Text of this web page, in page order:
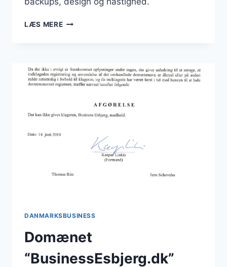
LÆS MERESTORE
DANMARKSBUSINESS
Domænet
“BusinessEsbjerg.dk”